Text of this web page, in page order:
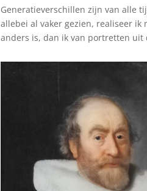
Generatieverschillen zijn van alle
allebei al vaker gezien, realiseer
anders is, dan ik van portretten uit